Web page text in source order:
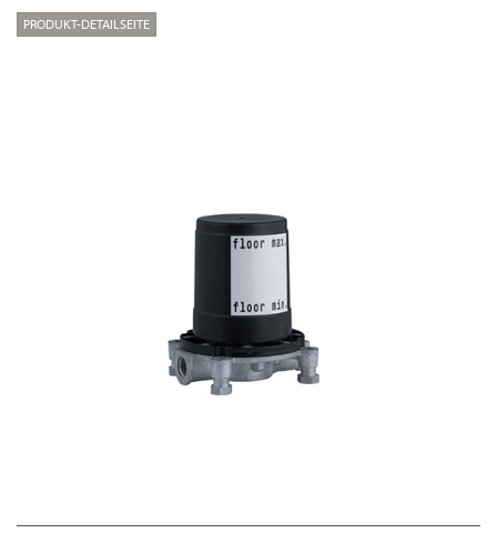
PRODUKT-DETAILSEITE